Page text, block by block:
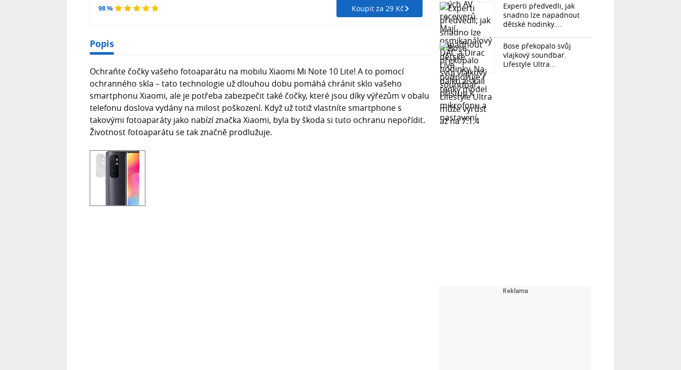
98 % Koupit za 29 Kč
Popis
Ochraňte čočky vašeho fotoaparátu na mobilu Xiaomi Mi Note 10 Lite! A to pomocí
ochranného skla – tato technologie už dlouhou dobu pomáhá chránit sklo vašeho
smartphonu Xiaomi, ale je potřeba zabezpečit také čočky, které jsou díky výřezům v obalu
telefonu doslova vydány na milost poškození. Když už totiž vlastníte smartphone s
takovými fotoaparáty jako nabízí značka Xiaomi, byla by škoda si tuto ochranu nepořídit.
Životnost fotoaparátu se tak značně prodlužuje.
Experti předvedli, jak
snadno lze napadnout
dětské hodinky....
Bose překopalo svůj
vlajkový soundbar.
Lifestyle Ultra...